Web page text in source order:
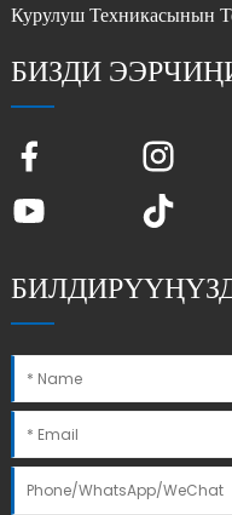
Курулуш Техникасынын
БИЗДИ